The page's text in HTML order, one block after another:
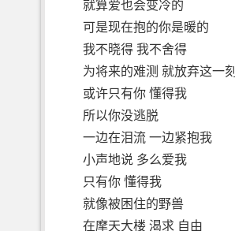
就算爱也会变冷的
可是现在抱的你是暖的
我不晓得 我不舍得
为将来的难测 就放弃这一刻
或许只有你 懂得我
所以你没逃脱
一边在泪流 一边紧抱我
小声地说 多么爱我
只有你 懂得我
就像被困住的野兽
在摩天大楼 渴求 自由